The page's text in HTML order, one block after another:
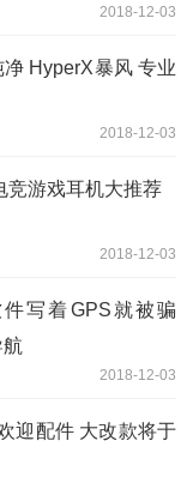
2018-12-03
HyperX暴风 专业
2018-12-03
竞游戏耳机大推荐
2018-12-03
写着GPS就被骗
2018-12-03
迎配件 大改款将于